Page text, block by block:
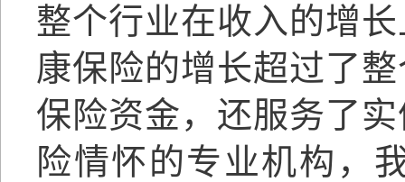
整个行业在收入的增
康保险的增长超过了
保险资金，还服务了
险情怀的专业机构，